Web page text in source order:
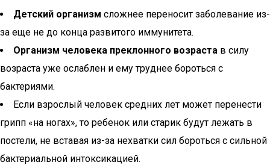
Детский организм сложнее переносит заболевание из-
за еще не до конца развитого иммунитета.
Организм человека преклонного возраста в силу
возраста уже ослаблен и ему труднее бороться с
бактериями.
Если взрослый человек средних лет может перенести
грипп «на ногах», то ребенок или старик будут лежать в
постели, не вставая из-за нехватки сил бороться с сильной
бактериальной интоксикацией.